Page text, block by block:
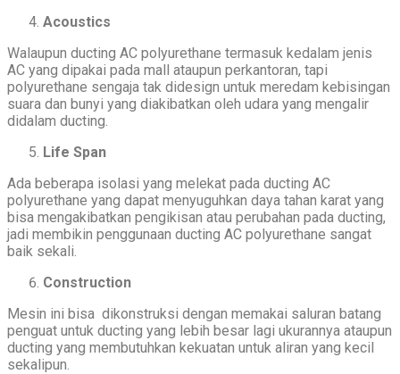
Acoustics
Walaupun ducting AC polyurethane termasuk kedalam jenis
AC yang dipakai pada mall ataupun perkantoran, tapi
polyurethane sengaja tak didesign untuk meredam kebisingan
suara dan bunyi yang diakibatkan oleh udara yang mengalir
didalam ducting.
Life Span
Ada beberapa isolasi yang melekat pada ducting AC
polyurethane yang dapat menyuguhkan daya tahan karat yang
bisa mengakibatkan pengikisan atau perubahan pada ducting,
jadi membikin penggunaan ducting AC polyurethane sangat
baik sekali.
Construction
Mesin ini bisa dikonstruksi dengan memakai saluran batang
penguat untuk ducting yang lebih besar lagi ukurannya ataupun
ducting yang membutuhkan kekuatan untuk aliran yang kecil
sekalipun.